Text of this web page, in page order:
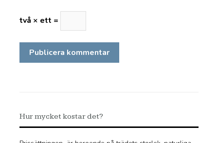
två × ett =
Hur mycket kostar det?